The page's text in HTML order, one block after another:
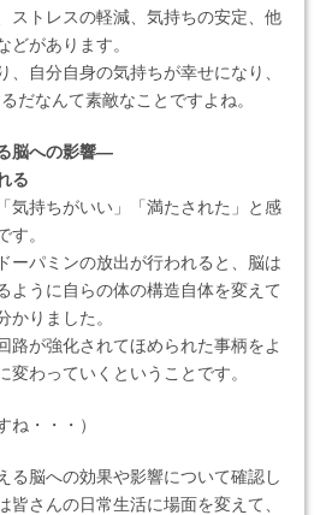
ストレスの軽減、気持ちの安定、他
どがあります。
、自分自身の気持ちが幸せになり、
だなんて素敵なことですよね。
脳への影響―
る
気持ちがいい」「満たされた」と感
す。
ーパミンの放出が行われると、脳は
ように自らの体の構造自体を変えて
かりました。
路が強化されてほめられた事柄をよ
変わっていくということです。
ね・・・）
る脳への効果や影響について確認し
皆さんの日常生活に場面を変えて、